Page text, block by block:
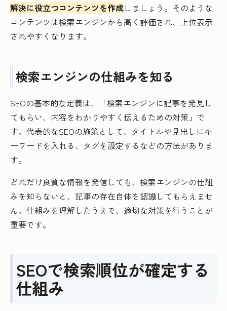
解決に役立つコンテンツを作成しましょう。そのような
コンテンツは検索エンジンから高く評価され、上位表示
されやすくなります。
検索エンジンの仕組みを知る
SEOの基本的な定義は、「検索エンジンに記事を発見し
てもらい、内容をわかりやすく伝えるための対策」で
す。代表的なSEOの施策として、タイトルや見出しにキ
ーワードを入れる、タグを設定するなどの方法がありま
す。
どれだけ良質な情報を発信しても、検索エンジンの仕組
みを知らないと、記事の存在自体を認識してもらえませ
ん。仕組みを理解したうえで、適切な対策を行うことが
重要です。
SEOで検索順位が確定する
仕組み